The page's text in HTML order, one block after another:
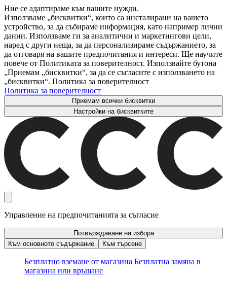
Ние се адаптираме към вашите нужди.
Използваме „бисквитки“, които са инсталирани на вашето
устройство, за да събираме информация, като например лични
данни. Използваме ги за аналитични и маркетингови цели,
наред с други неща, за да персонализираме съдържанието, за
да отговаря на вашите предпочитания и интереси. Ще научите
повече от Политиката за поверителност. Използвайте бутона
„Приемам „бисквитки“, за да се съгласите с използването на
„бисквитки“. Политика за поверителност
Политика за поверителност
Приемам всички бисквитки
Настройки на бисквитките
Управление на предпочитанията за съгласие
Потвърждаване на избора
Към основното съдържание
Към търсене
Безплатно вземане от магазина Безплатна замяна в
магазина или връщане